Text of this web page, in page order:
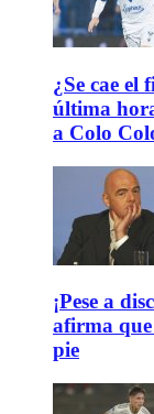
¿Se cae el
última
a Colo
¡Pese a
afirma
pie